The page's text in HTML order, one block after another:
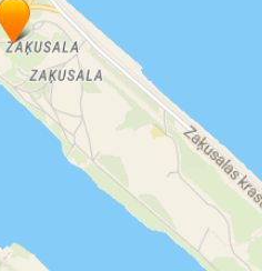
bezmaksas. Vīriešiem €5
Cimdi
Veste
ar gaisa balonu
spēle?
laika, ierodas PB Telpa
parkā,